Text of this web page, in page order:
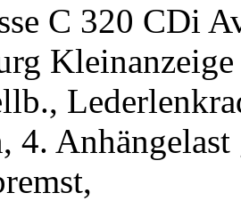
C 320 CDi
4.